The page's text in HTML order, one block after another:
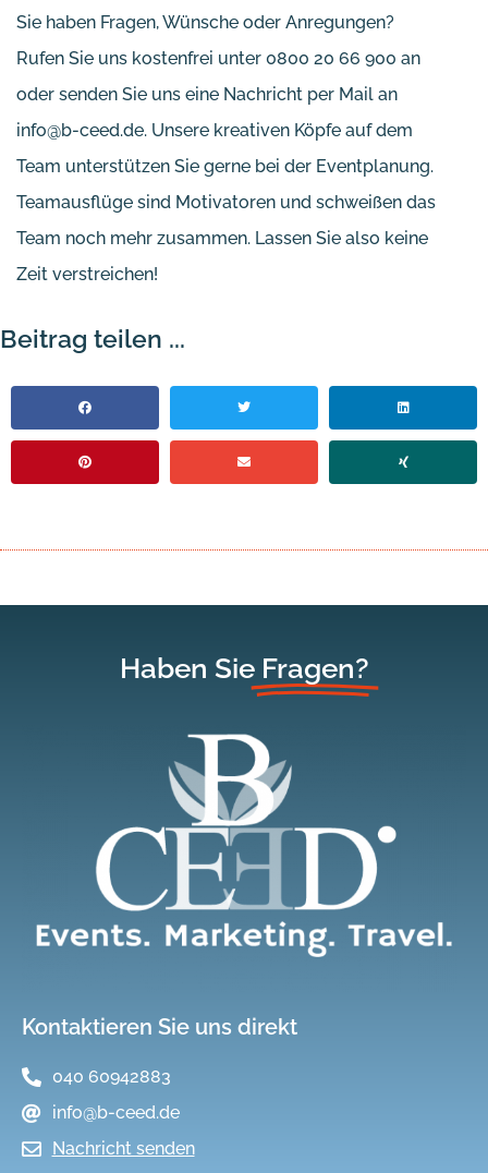
Sie haben Fragen, Wünsche oder Anregungen?
Rufen Sie uns kostenfrei unter 0800 20 66 900 an
oder senden Sie uns eine Nachricht per Mail an
info@b-ceed.de. Unsere kreativen Köpfe auf dem
Team unterstützen Sie gerne bei der Eventplanung.
Teamausflüge sind Motivatoren und schweißen das
Team noch mehr zusammen. Lassen Sie also keine
Zeit verstreichen!
Beitrag teilen ...
Haben Sie Fragen?
Kontaktieren Sie uns direkt
040 60942883
info@b-ceed.de
Nachricht senden